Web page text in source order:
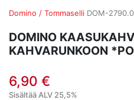
Domino / Tommaselli DOM-
DOMINO
KAHVARUNKOON
6,90 €
Sisältää ALV 25,5%